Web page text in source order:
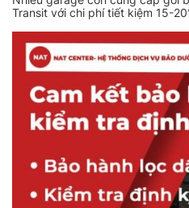
Transit với chi phí tiết kiệm 15-